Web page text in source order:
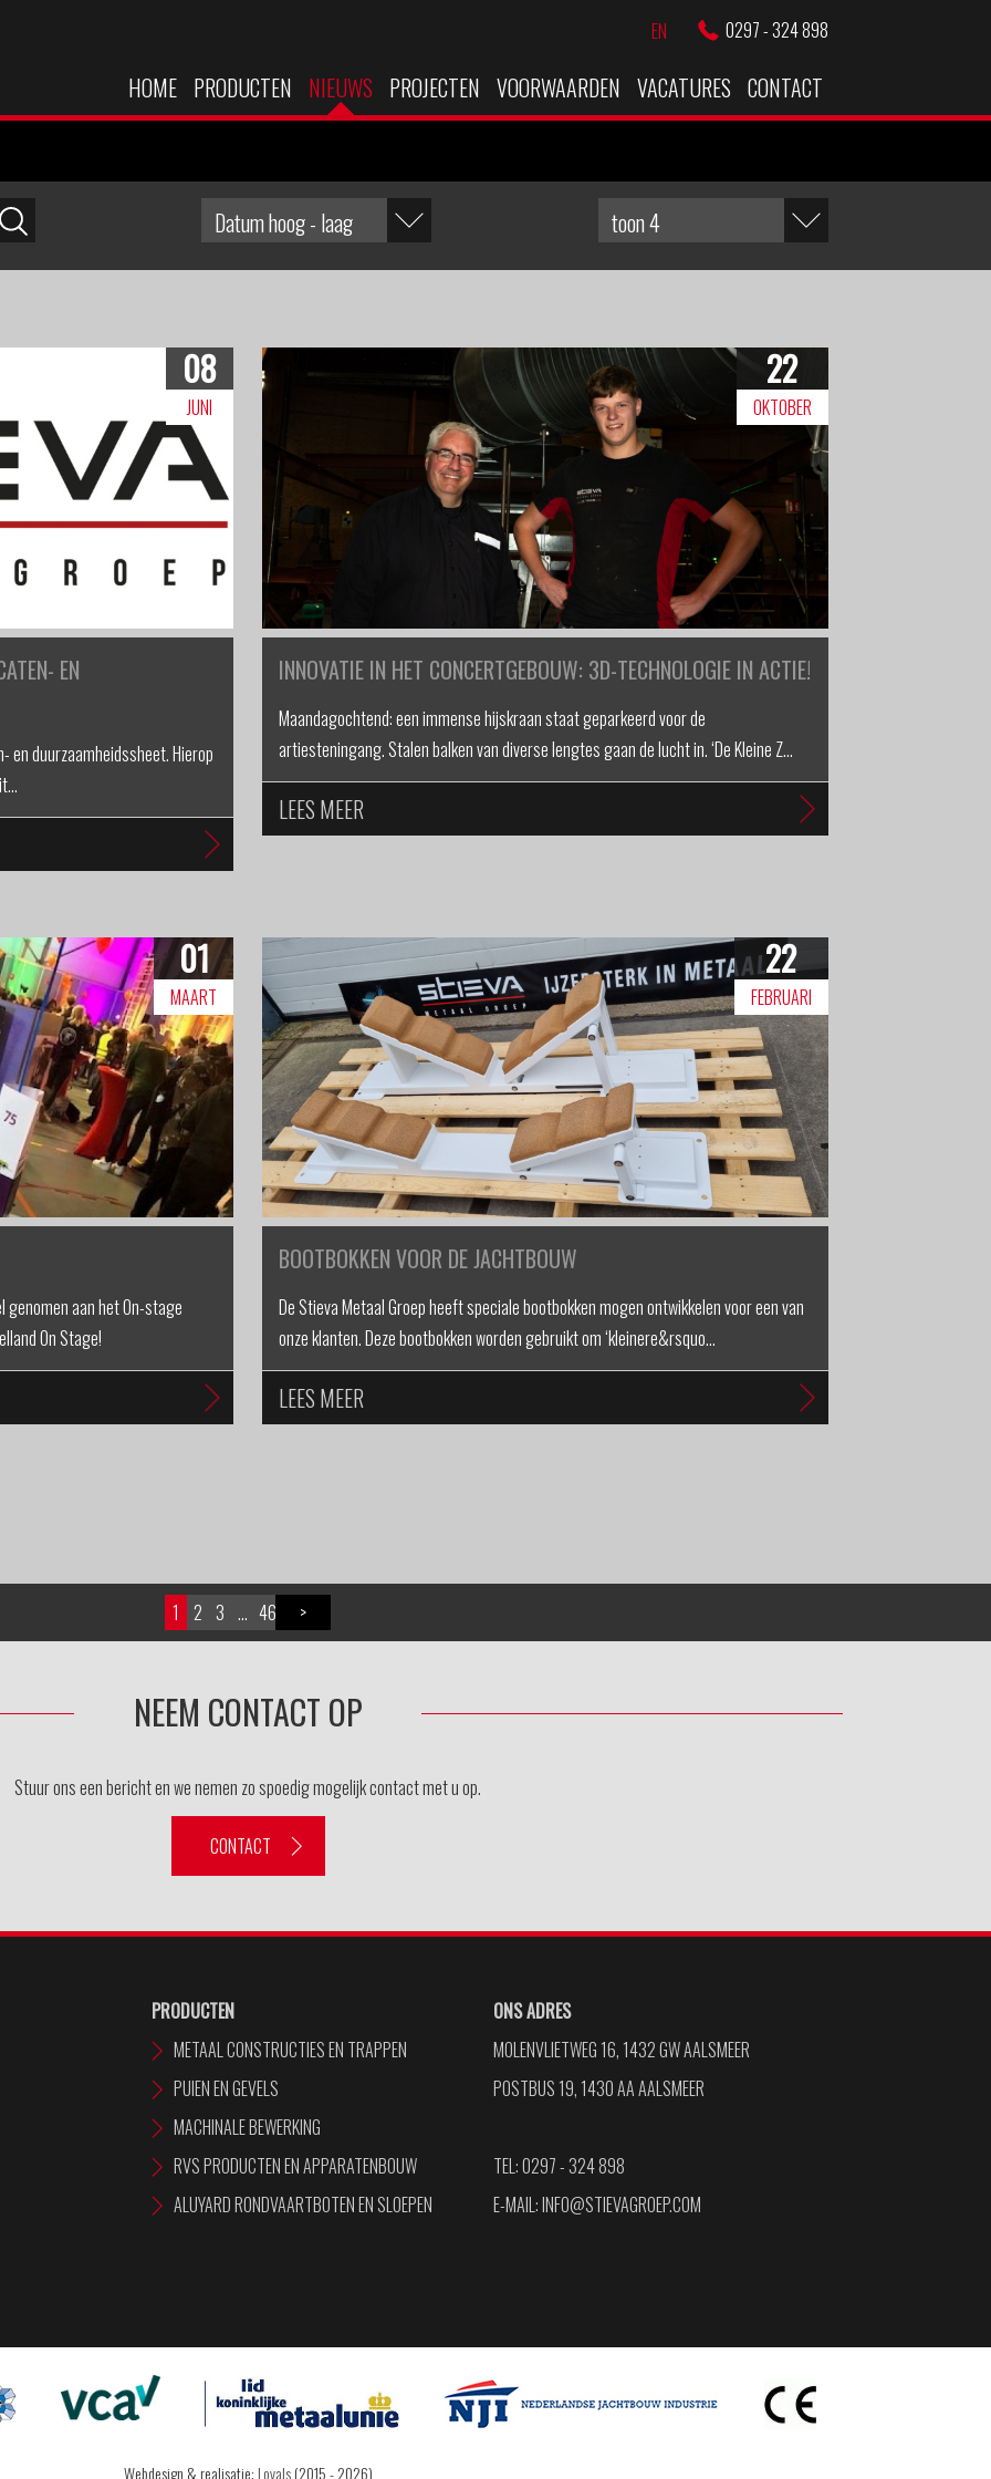
EN 0297 - 324 898
HOME PRODUCTEN NIEUWS PROJECTEN VOORWAARDEN VACATURES CONTACT
08
JUNI
EN
duurzaamheidssheet. Hierop
22
OKTOBER
INNOVATIE IN HET CONCERTGEBOUW: 3D-TECHNOLOGIE IN ACTIE!
Maandagochtend: een immense hijskraan staat geparkeerd voor de
artiesteningang. Stalen balken van diverse lengtes gaan de lucht in. ‘De Kleine Z…
LEES MEER
01
MAART
genomen aan het On-stage
On Stage!
22
FEBRUARI
BOOTBOKKEN VOOR DE JACHTBOUW
De Stieva Metaal Groep heeft speciale bootbokken mogen ontwikkelen voor een van
onze klanten. Deze bootbokken worden gebruikt om ‘kleinere&rsquo…
LEES MEER
1 2 3 … 46 >
NEEM CONTACT OP
Stuur ons een bericht en we nemen zo spoedig mogelijk contact met u op.
CONTACT
PRODUCTEN
METAAL CONSTRUCTIES EN TRAPPEN
PUIEN EN GEVELS
MACHINALE BEWERKING
RVS PRODUCTEN EN APPARATENBOUW
ALUYARD RONDVAARTBOTEN EN SLOEPEN
ONS ADRES
MOLENVLIETWEG 16, 1432 GW AALSMEER
POSTBUS 19, 1430 AA AALSMEER
TEL: 0297 - 324 898
E-MAIL:INFO@STIEVAGROEP.COM
Webdesign & realisatie: Loyals(2015 - 2026)